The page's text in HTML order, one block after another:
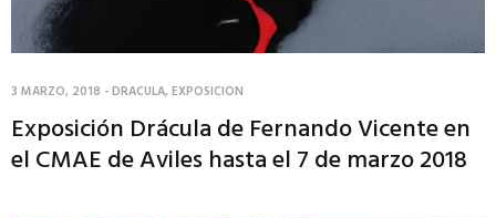
3 MARZO, 2018 -DRACULA,EXPOSICION
Exposición Drácula de Fernando Vicente en
el CMAE de Aviles hasta el 7 de marzo 2018